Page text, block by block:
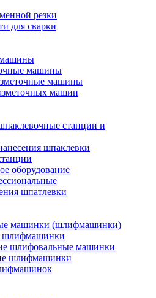
резки
для сварки
машины
машины
машины
машин
станции и
шпаклевки
оборудование
шпатлевки
машинки (шлифмашинки)
шлифмашинки
шлифовальные машинки
шлифмашинки